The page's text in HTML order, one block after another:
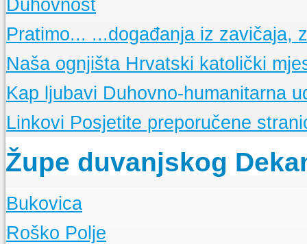
Ministranti i čitači
Župne obavijesti
Dobro je znatiUkratko o svetim sakramentima
Prvi koraci duvanjske FRAME
Glasnici sv. Franje
Nešto o "maloj FRAMI"
La VernaGlasilo framaša iz Tomislavgrada
Što je OFSUkratko o redu
Duhovnost
Osnovne molitve
Nedjeljne propovijedi
Pratimo... ...događanja iz zavičaja,
Naša ognjišta Hrvatski katolički
Kap ljubavi Duhovno-humanitarna
Linkovi Posjetite preporučene
Župe duvanjskog
Bukovica
O Župi
Događanja
Roško Polje